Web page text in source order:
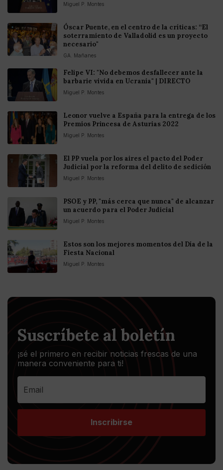
Miguel P. Montes
Óscar Puente, en el centro de la críticas: “El
soterramiento de Valladolid es un proyecto
necesario"
GA. Mañanes
Felipe VI: "No debemos desfallecer ante la
barbarie vivida en Ucrania" | DIRECTO
Miguel P. Montes
Leonor vuelve a España para la entrega de los
Premios Princesa de Asturias 2022
Miguel P. Montes
El PP vuela por los aires el pacto del Poder
Judicial por la reforma del delito de sedición
Miguel P. Montes
PSOE y PP, "más cerca que nunca" de alcanzar
un acuerdo para el Poder Judicial
Miguel P. Montes
Estos son los mejores momentos del Día de la
Fiesta Nacional
Miguel P. Montes
Suscríbete al boletín
¡sé el primero en recibir noticias frescas de una
manera conveniente para ti!
Inscribirse